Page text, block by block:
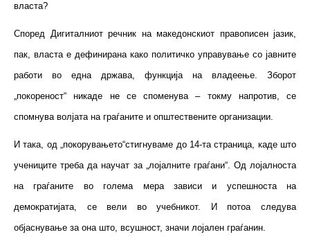
власта?
Според Дигиталниот речник на македонскиот правописен јазик,
пак, власта е дефинирана како политичко управување со јавните
работи во една држава, функција на владеење. Зборот
„покореност“ никаде не се споменува – токму напротив, се
спомнува волјата на граѓаните и општествените организации.
И така, од „покорувањето“стигнуваме до 14-та страница, каде што
учениците треба да научат за „лојалните граѓани“. Од лојалноста
на граѓаните во голема мера зависи и успешноста на
демократијата, се вели во учебникот. И потоа следува
објаснување за она што, всушност, значи лојален граѓанин.